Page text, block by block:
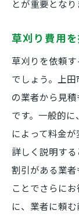
とが重要となり
草刈り費用
草刈りを依頼
でしょう。上
の業者から見
です。一般的
によって料金
詳しく説明す
割引がある業
ことでさらに
に、業者に頼